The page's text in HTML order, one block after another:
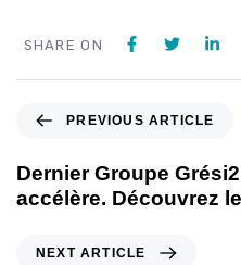
SHARE ON
PREVIOUS ARTICLE
Dernier Groupe
accélère. Découvrez
NEXT ARTICLE